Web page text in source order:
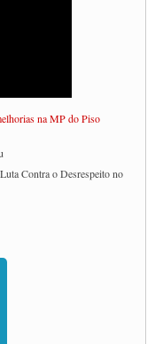
na MP do Piso
Contra o Desrespeito no
com Lula
sobre saúde nas
de cargas na